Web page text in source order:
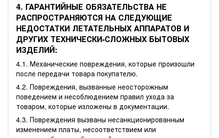
4. ГАРАНТИЙНЫЕ ОБЯЗАТЕЛЬСТВА НЕ
РАСПРОСТРАНЯЮТСЯ НА СЛЕДУЮЩИЕ
НЕДОСТАТКИ ЛЕТАТЕЛЬНЫХ АППАРАТОВ И
ДРУГИХ ТЕХНИЧЕСКИ-СЛОЖНЫХ БЫТОВЫХ
ИЗДЕЛИЙ:
4.1. Механические повреждения, которые произошли
после передачи товара покупателю.
4.2. Повреждения, вызванные неосторожным
поведением и несоблюдением правил ухода за
товаром, которые изложены в документации.
4.3. Повреждения вызваны несанкционированным
изменением платы, несоответствием или